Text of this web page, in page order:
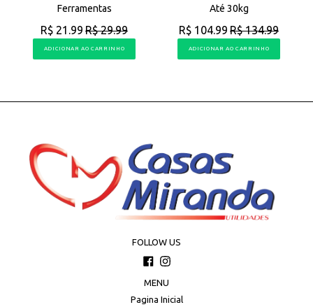
Ferramentas
R$ 21.99 R$ 29.99
ADICIONAR AO CARRINHO
Até 30kg
R$ 104.99 R$ 134.99
ADICIONAR AO CARRINHO
FOLLOW US
FacebookInstagram
MENU
Pagina Inicial